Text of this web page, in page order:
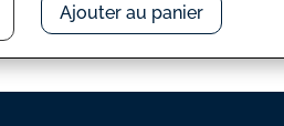
Ajouter au panier